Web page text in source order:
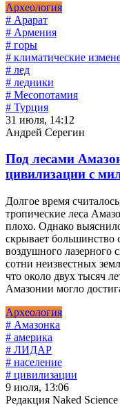
Археология
# Арарат
# Армения
# горы
# климатические
# лед
# ледники
# Месопотамия
# Турция
31 июля, 14:12
Андрей Серегин
Под лесами
цивилизации с
Долгое время
тропические леса
плохо. Однако
скрывает
воздушного лазерного
сотни неизвестных
что около двух тысяч
Амазонии могло
Археология
# Амазонка
# америка
# ЛИДАР
# население
# цивилизации
9 июля, 13:06
Редакция Naked Science